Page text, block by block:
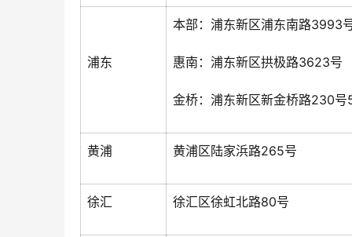
浦东
本部：浦东新区浦东南路3993
惠南：浦东新区拱极路3623号
金桥：浦东新区新金桥路230号
黄浦 黄浦区陆家浜路265号
徐汇 徐汇区徐虹北路80号